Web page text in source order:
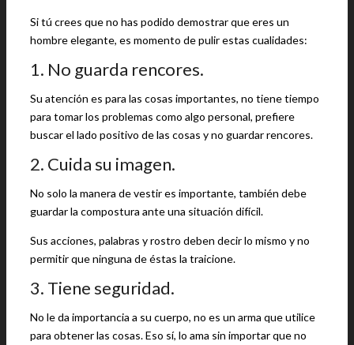
Si tú crees que no has podido demostrar que eres un
hombre elegante, es momento de pulir estas cualidades:
1. No guarda rencores.
Su atención es para las cosas importantes, no tiene tiempo
para tomar los problemas como algo personal, prefiere
buscar el lado positivo de las cosas y no guardar rencores.
2. Cuida su imagen.
No solo la manera de vestir es importante, también debe
guardar la compostura ante una situación difícil.
Sus acciones, palabras y rostro deben decir lo mismo y no
permitir que ninguna de éstas la traicione.
3. Tiene seguridad.
No le da importancia a su cuerpo, no es un arma que utilice
para obtener las cosas. Eso sí, lo ama sin importar que no